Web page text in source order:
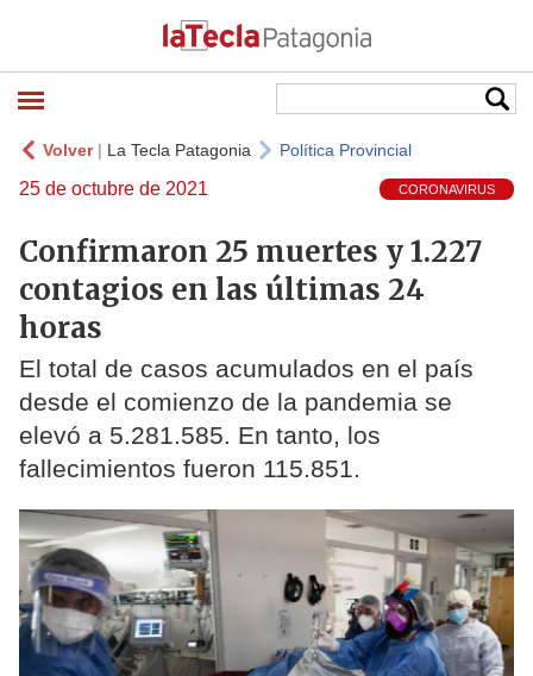
Volver| La Tecla Patagonia Política Provincial
25 de octubre de 2021 CORONAVIRUS
Confirmaron 25 muertes y 1.227
contagios en las últimas 24
horas
El total de casos acumulados en el país
desde el comienzo de la pandemia se
elevó a 5.281.585. En tanto, los
fallecimientos fueron 115.851.